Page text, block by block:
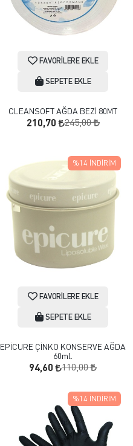
FAVORILERE EKLE
SEPETE EKLE
CLEANSOFT AĞDA BEZİ 80MT
210,70 245,00
FAVORILERE EKLE
SEPETE EKLE
EPİCURE ÇİNKO KONSERVE AĞDA
60ml.
94,60 110,00
%14 İNDIRIM
%14 İNDIRIM